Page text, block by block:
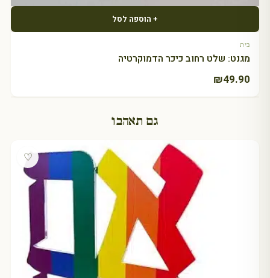
+ הוספה לסל
בית
מגנט: שלט רחוב כיכר הדמוקרטיה
₪49.90
גם תאהבו
♡